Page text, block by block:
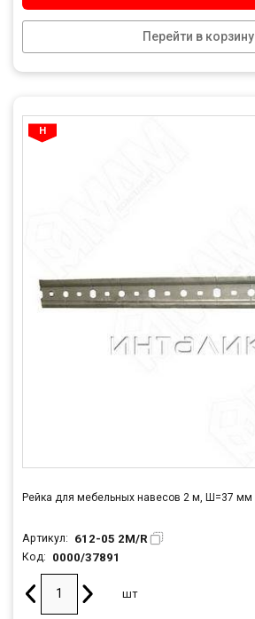
Перейти в корзину
Рейка для мебельных навесов 2 м, Ш=37 мм
Артикул: 612-05 2M/R
Код: 0000/37891
шт